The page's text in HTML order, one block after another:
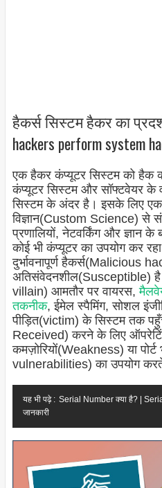
हैकर्स सिस्टम हैकर का
hackers perform system
एक हैकर कंप्यूटर सिस्टम को हैक
कंप्यूटर सिस्टम और सॉफ्टवेयर के
सिस्टम के अंदर है। इसके लिए
विज्ञान(Custom Science) से
प्रणालियों, नेटवर्किंग और ज्ञान के
कोई भी कंप्यूटर का उपयोग कर
दुर्भावनापूर्ण हैकर्स(Malicious
अतिसंवेदनशील(Susceptible)
villain) आमतौर पर वायरस,
तकनीक, ईमेल स्पैमिंग, सोशल
पीड़ित(victim) के सिस्टम तक
Received) करने के लिए
कमज़ोरियों(Weakness) या
vulnerabilities) का उपयोग
यह भी पढ़े : Serial Number क्या है? |
जानकारी